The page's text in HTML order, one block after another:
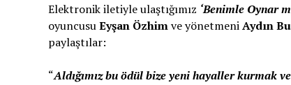
Elektronik iletiyle ulaştığımız ‘Benimle Oynar
oyuncusuEyşan Özhimve yönetmeniAydın
paylaştılar:
“Aldığımız bu ödül bize yeni hayaller kurmak